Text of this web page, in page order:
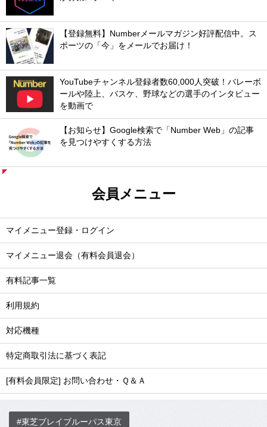
【登録無料】Numberメールマガジン好評配信中。ス
ポーツの「今」をメールでお届け！
YouTubeチャンネル登録者数60,000人突破！バレーボ
ールや陸上、バスケ、野球などの選手のインタビュー
を動画で
【お知らせ】Google検索で「Number Web」の記事
を見つけやすくする方法
会員メニュー
マイメニュー登録・ログイン
マイメニュー退会（有料会員退会）
有料記事一覧
利用規約
対応機種
特定商取引法に基づく表記
[有料会員限定] お問い合わせ・Ｑ＆Ａ
#東芝ブレイブルーパス東京